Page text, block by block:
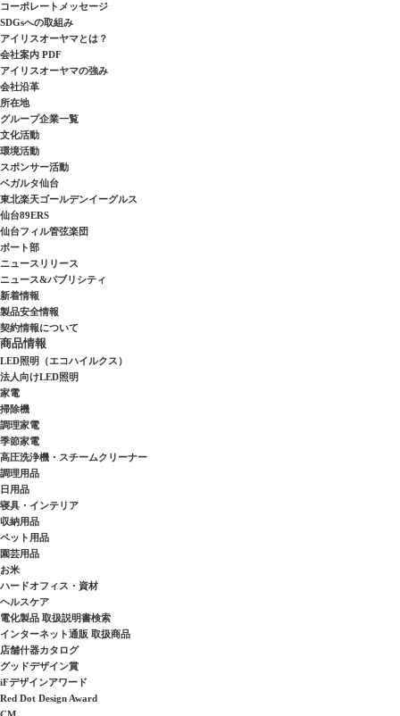
コーポレートメッセージ
SDGsへの取組み
アイリスオーヤマとは？
会社案内 PDF
アイリスオーヤマの強み
会社沿革
所在地
グループ企業一覧
文化活動
環境活動
スポンサー活動
ベガルタ仙台
東北楽天ゴールデンイーグルス
仙台89ERS
仙台フィル管弦楽団
ボート部
ニュースリリース
ニュース&パブリシティ
新着情報
製品安全情報
契約情報について
商品情報
LED照明（エコハイルクス）
法人向けLED照明
家電
掃除機
調理家電
季節家電
高圧洗浄機・スチームクリーナー
調理用品
日用品
寝具・インテリア
収納用品
ペット用品
園芸用品
お米
ハードオフィス・資材
ヘルスケア
電化製品 取扱説明書検索
インターネット通販 取扱商品
店舗什器カタログ
グッドデザイン賞
iFデザインアワード
Red Dot Design Award